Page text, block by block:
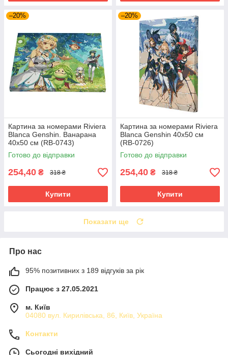
–20%
Картина за номерами Riviera
Blanca Genshin. Ванарана
40x50 см (RB-0743)
Готово до відправки
254,40 ₴ 318 ₴
Купити
–20%
Картина за номерами Riviera
Blanca Genshin 40x50 см
(RB-0726)
Готово до відправки
254,40 ₴ 318 ₴
Купити
Показати ще
Про нас
95% позитивних з 189 відгуків за рік
Працює з 27.05.2021
м. Київ
04080 вул. Кирилівська, 86, Київ, Україна
Контакти
Сьогодні вихідний